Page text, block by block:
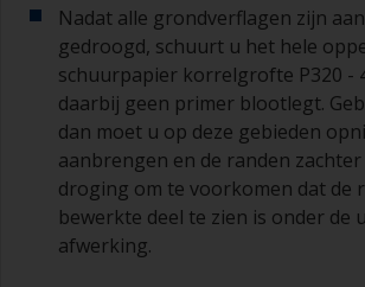
Nadat alle grondverflagen zijn
gedroogd, schuurt u het hele
schuurpapier korrelgrofte P320 -
daarbij geen primer blootlegt.
dan moet u op deze gebieden
aanbrengen en de randen
droging om te voorkomen dat de
bewerkte deel te zien is onder de
afwerking.